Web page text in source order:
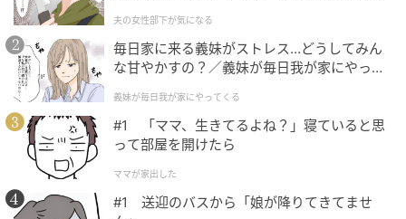
プリントT & ワイドジーンズのラフなコーデに、レース
のベストをプラス。いつものスタイルもレースの華や
かさが加わることで、今っぽい印象に。透け感のある
メッシュ構造のベストだから、重たく見えず軽やかに
レイヤードできるのも◎ ベストのフードは取り外し可
能、裾・ウエストを絞れる設計で、シルエットのアレ
ンジも楽しめます。
夫の女性部下が気になる
毎日家に来る義妹がストレス…どうしてみん
な甘やかすの？／義妹が毎日我が家にやって
が】
義妹が毎日我が家にやってくる
#1 「ママ、生きてるよね？」寝ていると思
って部屋を開けたら
ママが家出した
#1 送迎のバスから「娘が降りてきてませ